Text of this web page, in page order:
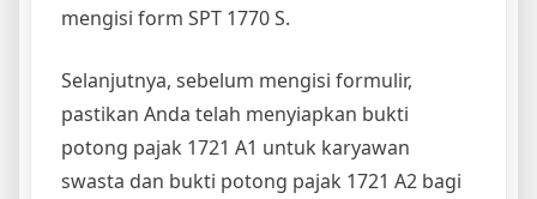
mengisi form SPT 1770 S.
Selanjutnya, sebelum mengisi formulir,
pastikan Anda telah menyiapkan bukti
potong pajak 1721 A1 untuk karyawan
swasta dan bukti potong pajak 1721 A2 bagi